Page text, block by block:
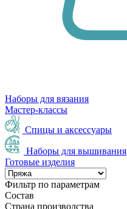
Наборы для вязания
Мастер-классы
Спицы и аксессуары
Наборы для вышивания
Готовые изделия
Фильтр по параметрам
Состав
Страна производства